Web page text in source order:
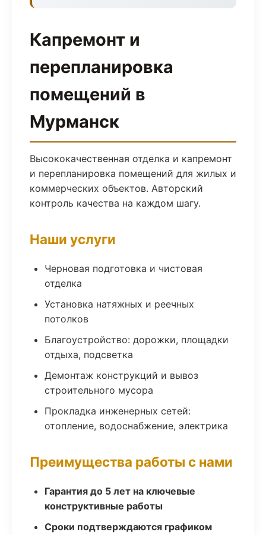
Капремонт и
перепланировка
помещений в
Мурманск
Высококачественная отделка и капремонт
и перепланировка помещений для жилых и
коммерческих объектов. Авторский
контроль качества на каждом шагу.
Наши услуги
Черновая подготовка и чистовая
отделка
Установка натяжных и реечных
потолков
Благоустройство: дорожки, площадки
отдыха, подсветка
Демонтаж конструкций и вывоз
строительного мусора
Прокладка инженерных сетей:
отопление, водоснабжение, электрика
Преимущества работы с нами
Гарантия до 5 лет на ключевые
конструктивные работы
Сроки подтверждаются графиком